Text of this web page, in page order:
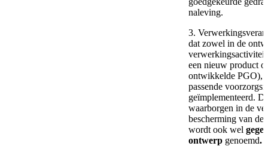
naleving.
3.
dat zowel in de
een nieuw product
ontwikkelde PGO),
passende
geïmplementeerd.
waarborgen in de
bescherming van
wordt ook wel
ontwerp genoemd.